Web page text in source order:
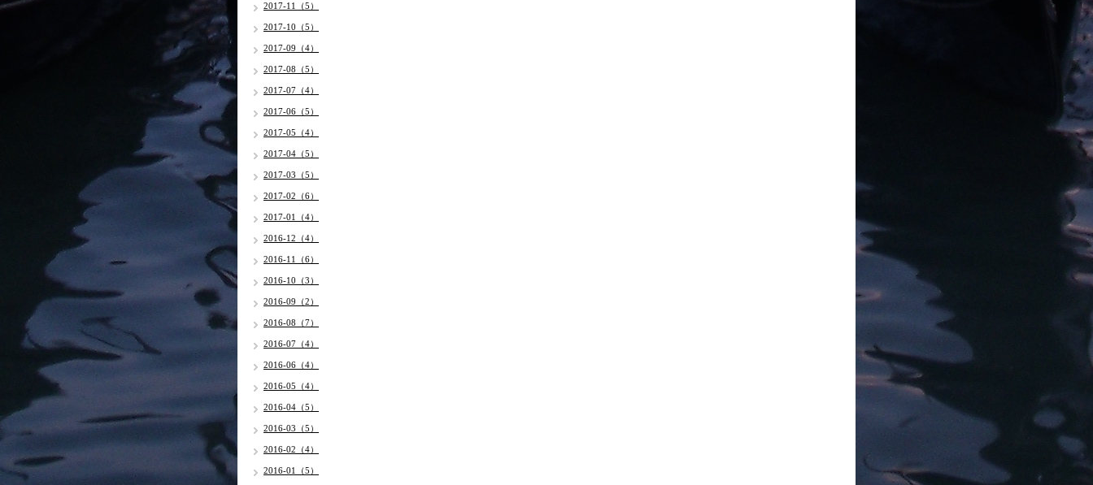
2017-11（5）
2017-10（5）
2017-09（4）
2017-08（5）
2017-07（4）
2017-06（5）
2017-05（4）
2017-04（5）
2017-03（5）
2017-02（6）
2017-01（4）
2016-12（4）
2016-11（6）
2016-10（3）
2016-09（2）
2016-08（7）
2016-07（4）
2016-06（4）
2016-05（4）
2016-04（5）
2016-03（5）
2016-02（4）
2016-01（5）